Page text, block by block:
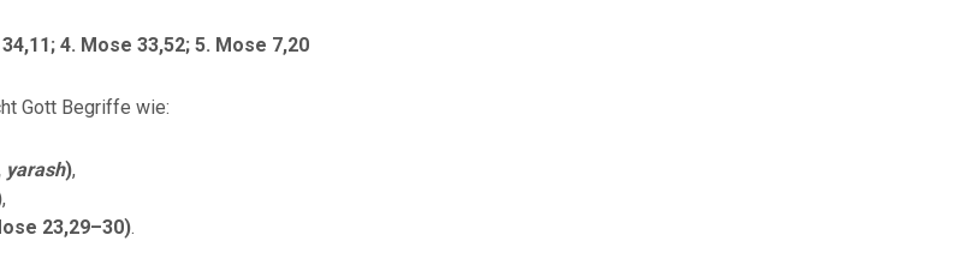
4. Mose 33,52; 5. Mose 7,20
Gott Begriffe wie:
yarash),
,
23,29–30).